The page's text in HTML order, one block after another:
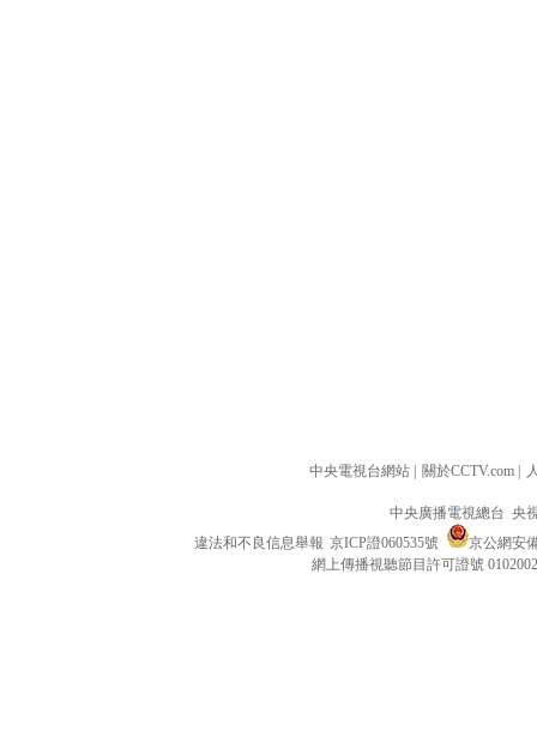
中央電視台網站 關於CCTV.com
中央廣播電視總台 央
違法和不良信息舉報 京ICP證060535號
京公網安
網上傳播視聽節目許可證號